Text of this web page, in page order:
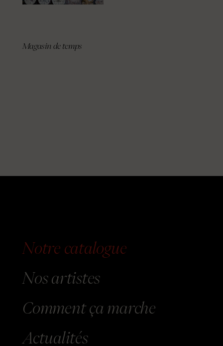
Magasin de temps
Notre catalogue
Nosartistes
Commentça marche
Actualités